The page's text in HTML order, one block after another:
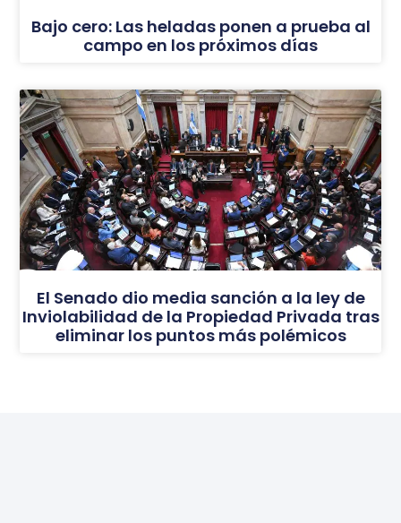
Bajo cero: Las heladas ponen a prueba al
campo en los próximos días
El Senado dio media sanción a la ley de
Inviolabilidad de la Propiedad Privada tras
eliminar los puntos más polémicos